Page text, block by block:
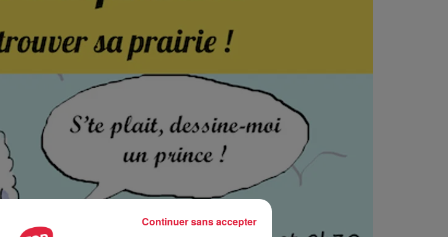
Continuer sans accepter